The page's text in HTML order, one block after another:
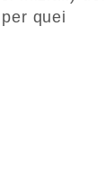
quei